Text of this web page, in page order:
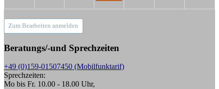
Zum Bearbeiten anmelden
Beratungs/-und Sprechzeiten
+49 (0)159-01507450 (Mobilfunktarif)
Sprechzeiten:
Mo bis Fr. 10.00 - 18.00 Uhr,